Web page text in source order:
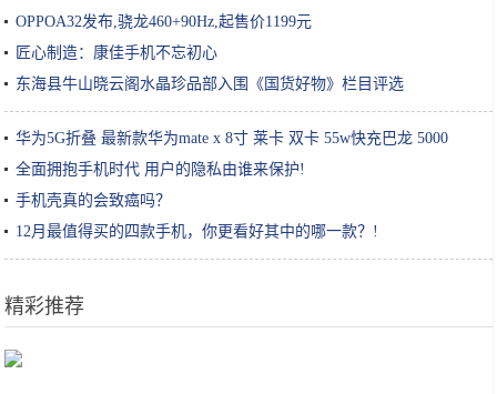
OPPOA32发布,骁龙460+90Hz,起售价1199元
匠心制造：康佳手机不忘初心
东海县牛山晓云阁水晶珍品部入围《国货好物》栏目评选
华为5G折叠 最新款华为mate x 8寸 莱卡 双卡 55w快充巴龙 5000
全面拥抱手机时代 用户的隐私由谁来保护!
手机壳真的会致癌吗？
12月最值得买的四款手机，你更看好其中的哪一款？!
精彩推荐